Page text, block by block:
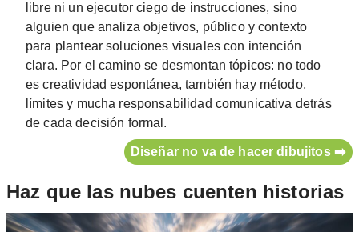
libre ni un ejecutor ciego de instrucciones, sino
alguien que analiza objetivos, público y contexto
para plantear soluciones visuales con intención
clara. Por el camino se desmontan tópicos: no todo
es creatividad espontánea, también hay método,
límites y mucha responsabilidad comunicativa detrás
de cada decisión formal.
Diseñar no va de hacer dibujitos ➡️
Haz que las nubes cuenten historias